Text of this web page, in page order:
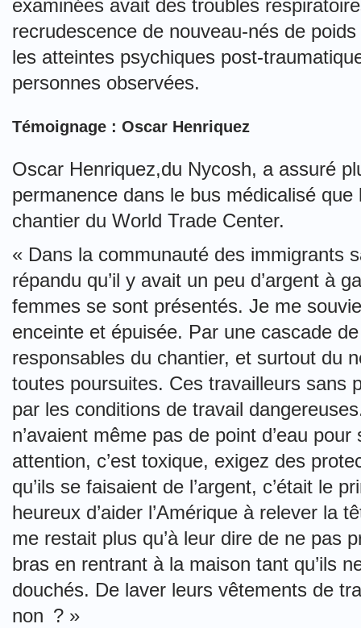
examinées avait des troubles
recrudescence de nouveau-nés de
les atteintes psychiques post-
personnes observées.
Témoignage : Oscar Henriquez
Oscar Henriquez,du Nycosh, a assuré
permanence dans le bus médicalisé
chantier du World Trade Center.
« Dans la communauté des immigrants
répandu qu’il y avait un peu d’argent à
femmes se sont présentés. Je me
enceinte et épuisée. Par une cascade
responsables du chantier, et surtout du
toutes poursuites. Ces travailleurs sans
par les conditions de travail
n’avaient même pas de point d’eau
attention, c’est toxique, exigez des
qu’ils se faisaient de l’argent, c’était le
heureux d’aider l’Amérique à relever la
me restait plus qu’à leur dire de ne pas
bras en rentrant à la maison tant qu’ils
douchés. De laver leurs vêtements de
non ? »